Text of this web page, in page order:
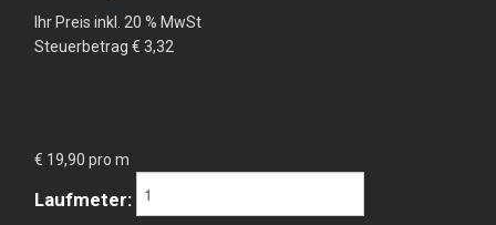
Ihr Preis inkl. 20 % MwSt
Steuerbetrag€ 3,32
€ 19,90 pro m
Laufmeter: